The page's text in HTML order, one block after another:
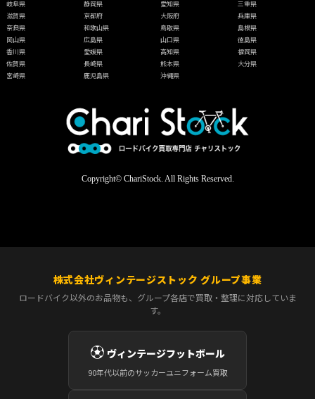
岐阜県
静岡県 愛知県
三重県
滋賀県
京都府 大阪府
兵庫県
奈良県
和歌山県 鳥取県
島根県
岡山県
広島県 山口県
徳島県
香川県
愛媛県 高知県
福岡県
佐賀県
長崎県 熊本県
大分県
宮崎県
鹿児島県 沖縄県
Copyright© ChariStock. All Rights Reserved.
株式会社ヴィンテージストック グループ事業
ロードバイク以外のお品物も、グループ各店で買取・整理に対応していま
す。
⚽ ヴィンテージフットボール
90年代以前のサッカーユニフォーム買取